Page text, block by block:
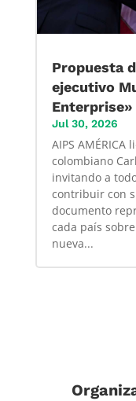
Propuesta
ejecutivo
Enterprise»
Jul 30, 2026
AIPS
colombiano
invitando a
contribuir con
documento
cada país
nueva...